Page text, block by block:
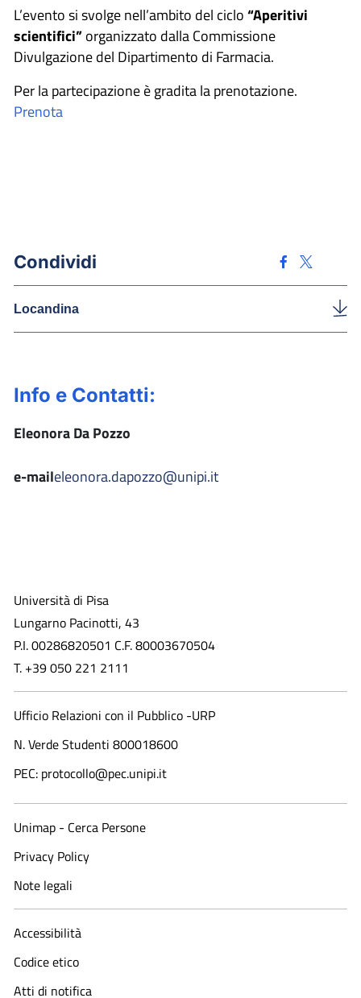
L’evento si svolge nell’ambito del ciclo“Aperitivi
scientifici”organizzato dalla Commissione
Divulgazione del Dipartimento di Farmacia.
Per la partecipazione è gradita la prenotazione.
Prenota
Condividi
Locandina
Info e Contatti:
Eleonora Da Pozzo
e-maileleonora.dapozzo@unipi.it
Università di Pisa
Lungarno Pacinotti, 43
P.I. 00286820501 C.F. 80003670504
T. +39 050 221 2111
Ufficio Relazioni con il Pubblico -URP
N. Verde Studenti 800018600​
PEC: protocollo@pec.unipi.it
Unimap - Cerca Persone
Privacy Policy
Note legali
Accessibilità
Codice etico
Atti di notifica